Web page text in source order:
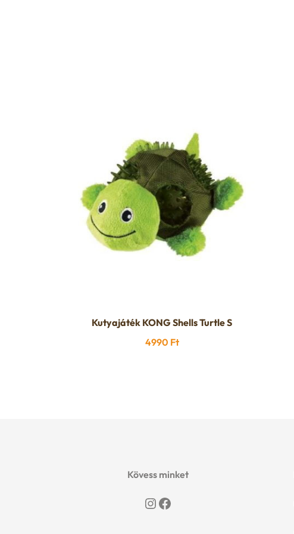
Kutyajáték KONG Shells Turtle S
4990 Ft
Kövess minket
Instagram
Facebook